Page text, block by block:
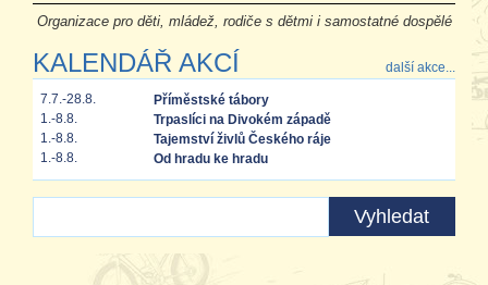
Organizace pro děti, mládež, rodiče s dětmi i samostatné dospělé
KALENDÁŘ AKCÍ další akce...
7.7.-28.8.
Příměstské tábory
1.-8.8.
Trpaslíci na Divokém západě
1.-8.8.
Tajemství živlů Českého ráje
1.-8.8.
Od hradu ke hradu